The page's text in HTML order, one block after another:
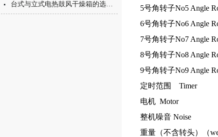
台式与立式电热鼓风干燥箱的选择技巧
5号角转子No5 Angle
6号角转子No6 Angle
7号角转子No7 Angle
8号角转子No8 Angle
9号角转子No9 Angle
定时范围 Timer
电机 Motor
整机噪音 Noise
重量（不含转头）（